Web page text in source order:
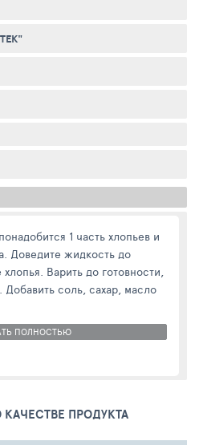
1 часть хлопьев и
Доведите жидкость до
Варить до готовности,
соль, сахар, масло
ПОЛНОСТЬЮ
ПРОДУКТА